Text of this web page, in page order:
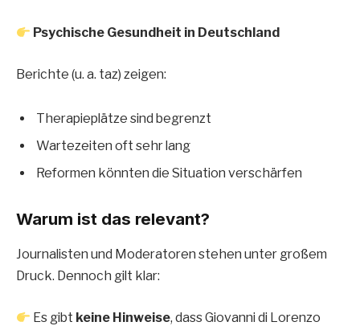
Psychische Gesundheit in Deutschland
Berichte (u. a. taz) zeigen:
Therapieplätze sind begrenzt
Wartezeiten oft sehr lang
Reformen könnten die Situation verschärfen
Warum ist das relevant?
Journalisten und Moderatoren stehen unter großem
Druck. Dennoch gilt klar:
Es gibt keine Hinweise, dass Giovanni di Lorenzo